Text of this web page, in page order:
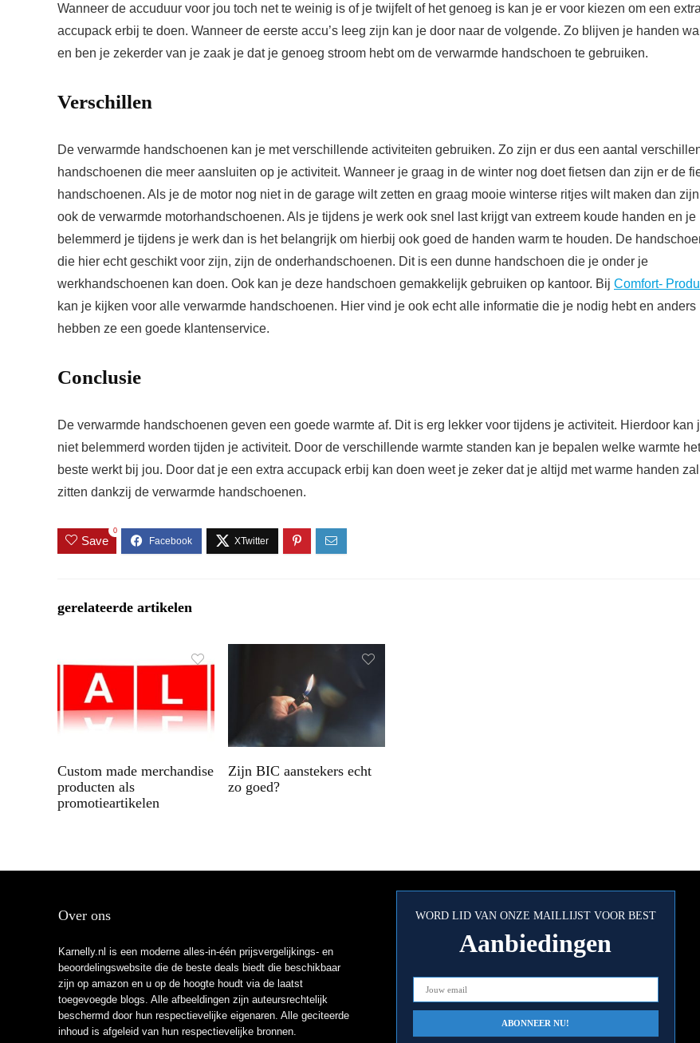
Wanneer de accuduur voor jou toch net te weinig is of je twijfelt of het genoeg is kan je er voor kiezen om een extra
accupack erbij te doen. Wanneer de eerste accu’s leeg zijn kan je door naar de volgende. Zo blijven je handen
en ben je zekerder van je zaak je dat je genoeg stroom hebt om de verwarmde handschoen te gebruiken.
Verschillen
De verwarmde handschoenen kan je met verschillende activiteiten gebruiken. Zo zijn er dus een aantal
handschoenen die meer aansluiten op je activiteit. Wanneer je graag in de winter nog doet fietsen dan zijn er de
handschoenen. Als je de motor nog niet in de garage wilt zetten en graag mooie winterse ritjes wilt maken dan
ook de verwarmde motorhandschoenen. Als je tijdens je werk ook snel last krijgt van extreem koude handen en je
belemmerd je tijdens je werk dan is het belangrijk om hierbij ook goed de handen warm te houden. De
die hier echt geschikt voor zijn, zijn de onderhandschoenen. Dit is een dunne handschoen die je onder je
werkhandschoenen kan doen. Ook kan je deze handschoen gemakkelijk gebruiken op kantoor. Bij Comfort-
kan je kijken voor alle verwarmde handschoenen. Hier vind je ook echt alle informatie die je nodig hebt en anders
hebben ze een goede klantenservice.
Conclusie
De verwarmde handschoenen geven een goede warmte af. Dit is erg lekker voor tijdens je activiteit. Hierdoor kan
niet belemmerd worden tijden je activiteit. Door de verschillende warmte standen kan je bepalen welke warmte het
beste werkt bij jou. Door dat je een extra accupack erbij kan doen weet je zeker dat je altijd met warme handen zal
zitten dankzij de verwarmde handschoenen.
Save
0
gerelateerde artikelen
Custom made merchandise
producten als
promotieartikelen
Zijn BIC aanstekers echt
zo goed?
Over ons
Karnelly.nl is een moderne alles-in-één prijsvergelijkings- en
beoordelingswebsite die de beste deals biedt die beschikbaar
zijn op amazon en u op de hoogte houdt via de laatst
toegevoegde blogs. Alle afbeeldingen zijn auteursrechtelijk
beschermd door hun respectievelijke eigenaren. Alle geciteerde
inhoud is afgeleid van hun respectievelijke bronnen.
WORD LID VAN ONZE MAILLIJST VOOR BEST
Aanbiedingen